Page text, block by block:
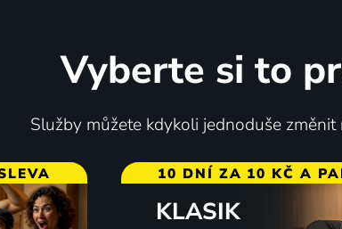
Vyberte si to
Služby můžete kdykoli jednoduše změnit
10 DNÍ ZA 10 KČ A
KLASIK